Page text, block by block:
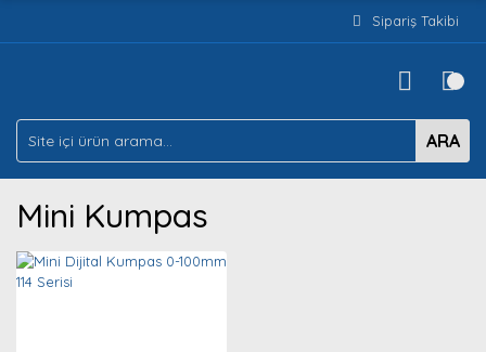
Sipariş Takibi
ARA
Mini Kumpas